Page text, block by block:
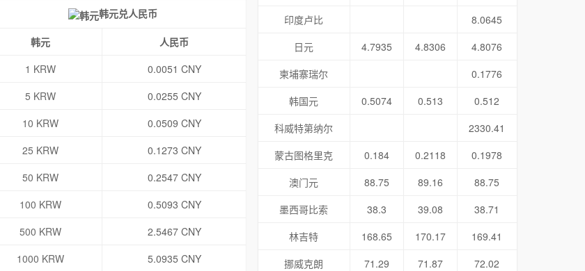
韩元兑人民币
韩元
人民币
1 KRW
0.0051 CNY
5 KRW
0.0255 CNY
10 KRW
0.0509 CNY
25 KRW
0.1273 CNY
50 KRW
0.2547 CNY
100 KRW
0.5093 CNY
500 KRW
2.5467 CNY
1000 KRW
5.0935 CNY
印度卢比
8.0645
日元
4.7935 4.8306
4.8076
柬埔寨瑞尔
0.1776
韩国元
0.5074 0.513
0.512
科威特第纳尔
2330.41
蒙古图格里克
0.184 0.2118
0.1978
澳门元
88.75 89.16
88.75
墨西哥比索
38.3 39.08
38.71
林吉特
168.65 170.17
169.41
挪威克朗
71.29 71.87
72.02